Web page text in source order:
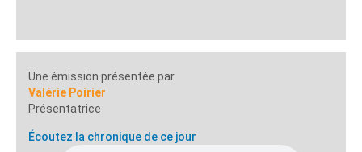
Une émission présentée par
Valérie Poirier
Présentatrice
Écoutez la chronique de ce jour